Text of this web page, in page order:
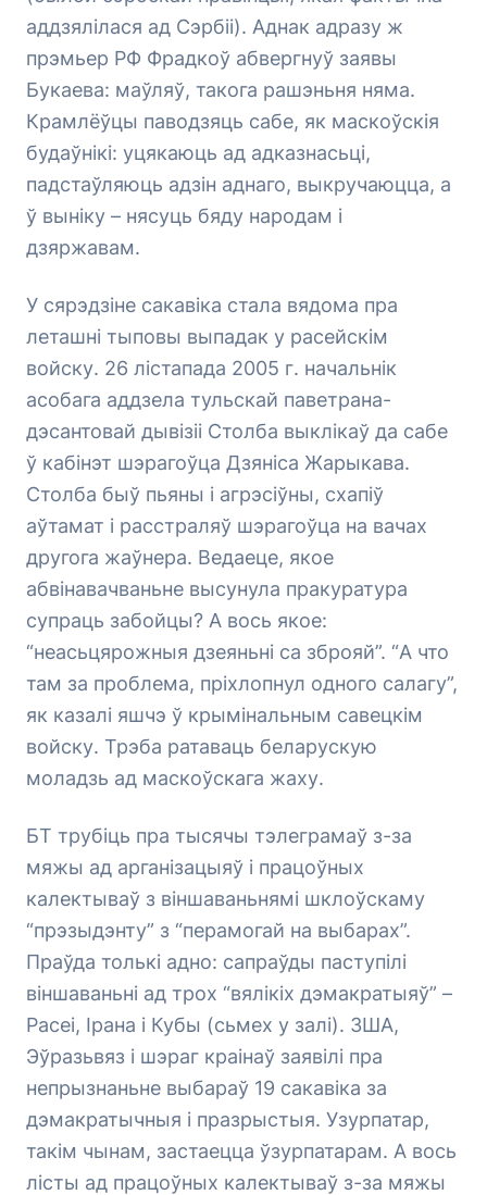
аддзялілася ад Сэрбіі). Аднак адразу ж
прэмьер РФ Фрадкоў абвергнуў заявы
Букаева: маўляў, такога рашэньня няма.
Крамлёўцы паводзяць сабе, як маскоўскія
будаўнікі: уцякаюць ад адказнасьці,
падстаўляюць адзін аднаго, выкручаюцца, а
ў выніку – нясуць бяду народам і
дзяржавам.
У сярэдзіне сакавіка стала вядома пра
леташні тыповы выпадак у расейскім
войску. 26 лістапада 2005 г. начальнік
асобага аддзела тульскай паветрана-
дэсантовай дывізіі Столба выклікаў да сабе
ў кабінэт шэрагоўца Дзяніса Жарыкава.
Столба быў пьяны і агрэсіўны, схапіў
аўтамат і расстраляў шэрагоўца на вачах
другога жаўнера. Ведаеце, якое
абвінавачваньне высунула пракуратура
супраць забойцы? А вось якое:
“неасьцярожныя дзеяньні са зброяй”. “А что
там за проблема, пріхлопнул одного салагу”,
як казалі яшчэ ў крымінальным савецкім
войску. Трэба ратаваць беларускую
моладзь ад маскоўскага жаху.
БТ трубіць пра тысячы тэлеграмаў з-за
мяжы ад арганізацыяў і працоўных
калектываў з віншаваньнямі шклоўскаму
“прэзыдэнту” з “перамогай на выбарах”.
Праўда толькі адно: сапраўды паступілі
віншаваньні ад трох “вялікіх дэмакратыяў” –
Расеі, Ірана і Кубы (сьмех у залі). ЗША,
Эўразьвяз і шэраг краінаў заявілі пра
непрызнаньне выбараў 19 сакавіка за
дэмакратычныя і празрыстыя. Узурпатар,
такім чынам, застаецца ўзурпатарам. А вось
лісты ад працоўных калектываў з-за мяжы